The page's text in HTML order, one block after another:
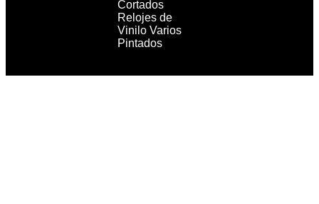
Cortados
Relojes de
Vinilo Varios
Pintados